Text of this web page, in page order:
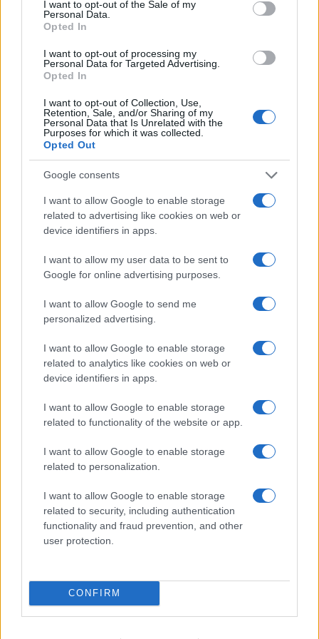
I want to opt-out of the Sale of my
Personal Data.
Opted In
I want to opt-out of processing my
Personal Data for Targeted Advertising.
Opted In
I want to opt-out of Collection, Use,
Retention, Sale, and/or Sharing of my
Personal Data that Is Unrelated with the
Purposes for which it was collected.
Opted Out
Google consents
I want to allow Google to enable storage
related to advertising like cookies on web or
device identifiers in apps.
I want to allow my user data to be sent to
Google for online advertising purposes.
I want to allow Google to send me
personalized advertising.
I want to allow Google to enable storage
related to analytics like cookies on web or
device identifiers in apps.
I want to allow Google to enable storage
related to functionality of the website or app.
I want to allow Google to enable storage
related to personalization.
I want to allow Google to enable storage
related to security, including authentication
functionality and fraud prevention, and other
user protection.
CONFIRM
Zoper voznika bodo policisti napisali
kazensko ovadbo
Nedelja, 9. oktober 2022
Na območjuVuzeniceje neznani storilec poškodoval
steklo na oknu stanovanjske hiše.
Velenjuje neznani storilec
poškodoval osebno
vozilo , ki je bilo parkirano v garažni hiši.
steklona oknu podjetja.
Lep začetek novega delovnega tedna Vam želijo iz
Vir: PU Celje
Opozorilo:Po 297. členu Kazenskega zakonika je
posameznik kazensko odgovoren za javno spodbujanje
sovraštva, nasilja ali nestrpnosti. Komentarji z žaljivimi,
rasističnimi, diskriminatornimi ali nezakonitimi vsebinami bodo
odstranjeni. Pravila komentiranja →
Failed to fetch